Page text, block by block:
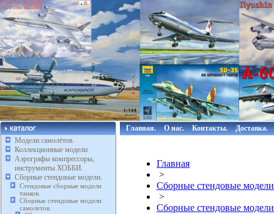
Модели самолётов.
Коллекционные модели
Аэрографы компрессоры,
инструменты ХОББИ.
Сборные стендовые модели.
Стендовые сборные модели
танков.
Сборные стендовые модели
самолетов.
Главная. О нас. Контакты. Доставка.
Главная
>
Сборные стендовые
>
Сборные стендовые